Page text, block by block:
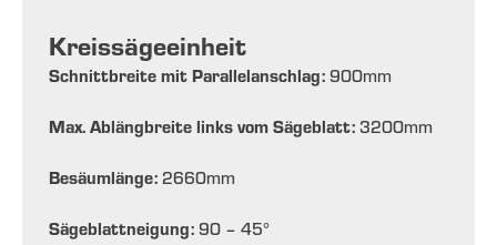
Kreissägeeinheit
Schnittbreite mit Parallelanschlag: 900mm
Max. Ablängbreite links vom Sägeblatt: 3200mm
Besäumlänge: 2660mm
Sägeblattneigung: 90 – 45°